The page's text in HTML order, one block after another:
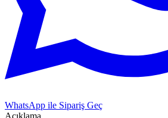
WhatsApp ile Sipariş Geç
Açıklama